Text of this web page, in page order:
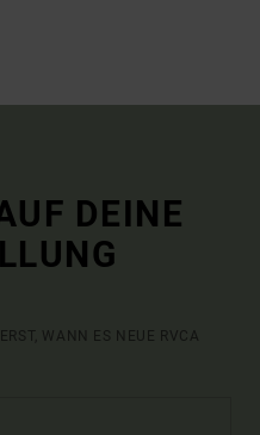
DEINE
WANN ES NEUE RVCA